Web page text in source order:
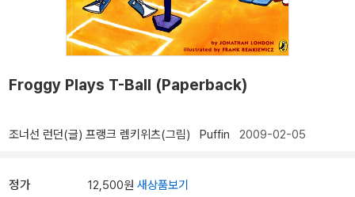
Froggy Plays T-Ball (Paperback)
조너선 런던(글) 프랭크 렘키위츠(그림) Puffin 2009-02-05
정가 12,500원 새상품보기